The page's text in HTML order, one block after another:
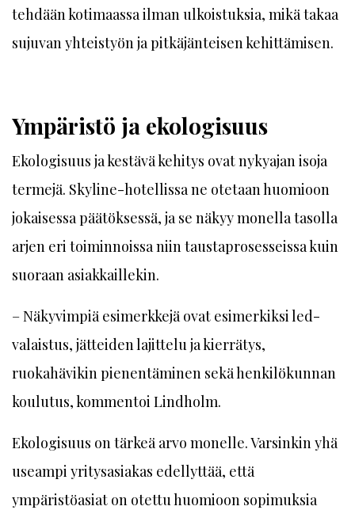
tehdään kotimaassa ilman ulkoistuksia, mikä takaa
sujuvan yhteistyön ja pitkäjänteisen kehittämisen.
Ympäristö ja ekologisuus
Ekologisuus ja kestävä kehitys ovat nykyajan isoja
termejä. Skyline-hotellissa ne otetaan huomioon
jokaisessa päätöksessä, ja se näkyy monella tasolla
arjen eri toiminnoissa niin taustaprosesseissa kuin
suoraan asiakkaillekin.
– Näkyvimpiä esimerkkejä ovat esimerkiksi led-
valaistus, jätteiden lajittelu ja kierrätys,
ruokahävikin pienentäminen sekä henkilökunnan
koulutus, kommentoi Lindholm.
Ekologisuus on tärkeä arvo monelle. Varsinkin yhä
useampi yritysasiakas edellyttää, että
ympäristöasiat on otettu huomioon sopimuksia